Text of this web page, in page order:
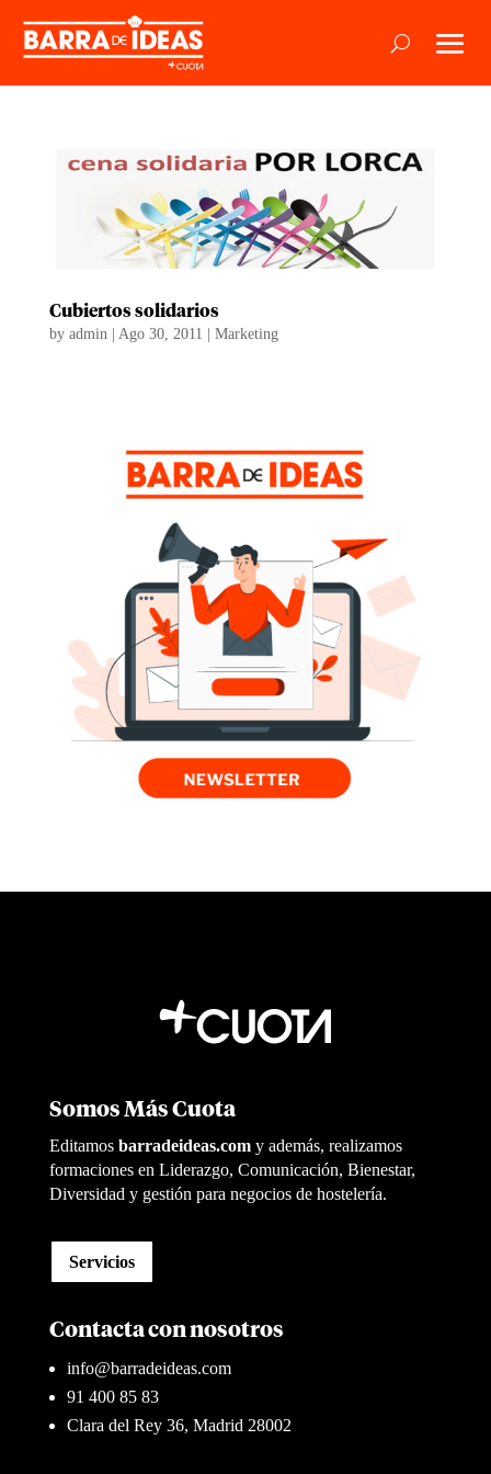
Cubiertos solidarios
by admin| Ago 30, 2011 Marketing
Somos Más Cuota
Editamosbarradeideas.com y además, realizamos
formaciones en Liderazgo, Comunicación, Bienestar,
Diversidad y gestión para negocios de hostelería.
Servicios
Contacta con nosotros
info@barradeideas.com
91 400 85 83
Clara del Rey 36, Madrid 28002